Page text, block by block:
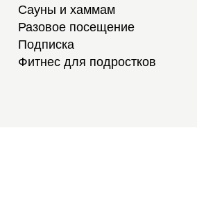
Сауны и хаммам
Разовое посещение
Подписка
Фитнес для подростков